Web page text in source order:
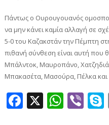
Πάντως ο Ουρουγουανός
να μην κάνει καμία αλλαγή σε
5-0 του Καζακστάν την Πέμπτη
πιθανή σύνθεση είναι αυτή που
Μπάλντοκ, Μαυροπάνο,
Μπακασέτα, Μασούρα, Πέλκα και
Facebook
X